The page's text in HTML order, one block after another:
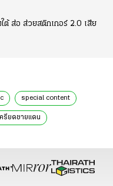
ต้ ส่อ ส่วยสติกเกอร์ 2.0 เสีย
special content
รียดชายแดน
ตย